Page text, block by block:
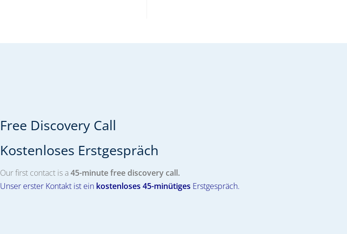
Free Discovery Call
Kostenloses Erstgespräch​
Our first contact is a 45-minute free discovery call.
Unser erster Kontakt ist ein kostenloses 45-minütiges Erstgespräch.